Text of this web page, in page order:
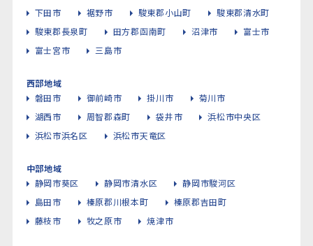
下田市
裾野市 駿東郡小山町
駿東郡清水町
駿東郡長泉町
田方郡函南町 沼津市
富士市
富士宮市
三島市
西部地域
磐田市
御前崎市 掛川市
菊川市
湖西市
周智郡森町 袋井市
浜松市中央区
浜松市浜名区
浜松市天竜区
中部地域
静岡市葵区
静岡市清水区
静岡市駿河区
島田市
榛原郡川根本町
榛原郡吉田町
藤枝市
牧之原市 焼津市